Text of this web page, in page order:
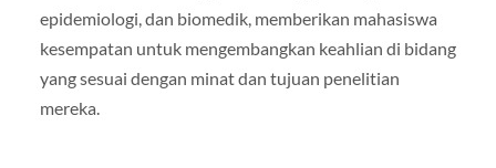
epidemiologi, dan biomedik, memberikan mahasiswa
kesempatan untuk mengembangkan keahlian di bidang
yang sesuai dengan minat dan tujuan penelitian
mereka.